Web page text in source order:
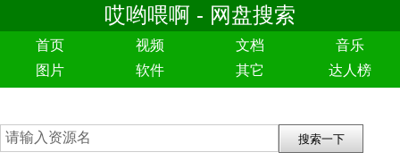
哎哟喂啊 - 网盘搜索
首页 视频 文档
音乐
图片
软件 其它 达人榜